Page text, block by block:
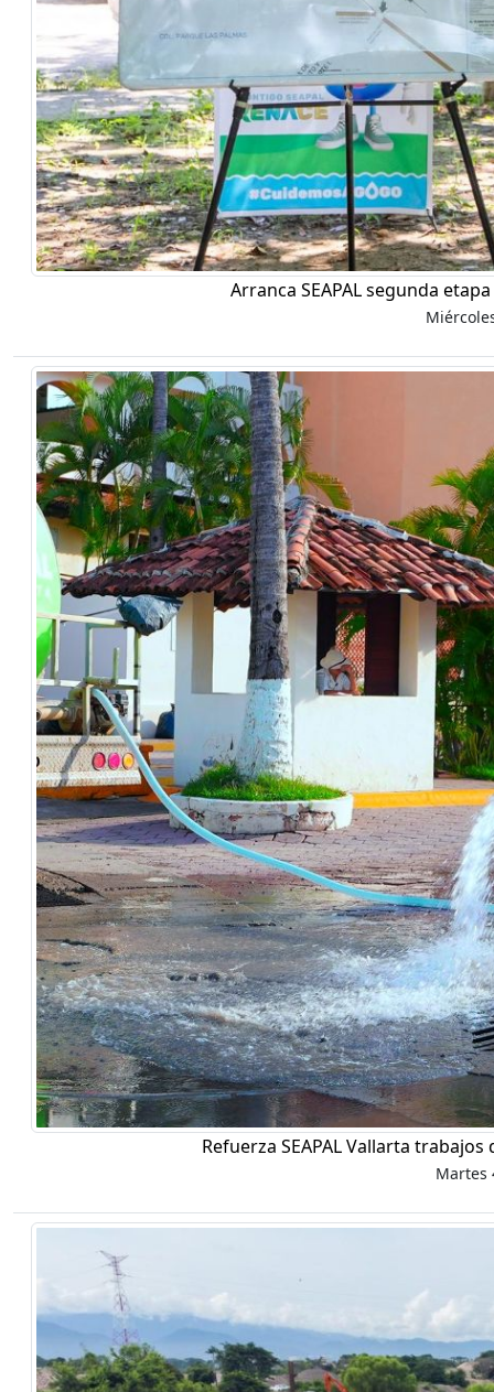
Arranca SEAPAL segunda
Refuerza SEAPAL Vallarta
Martes